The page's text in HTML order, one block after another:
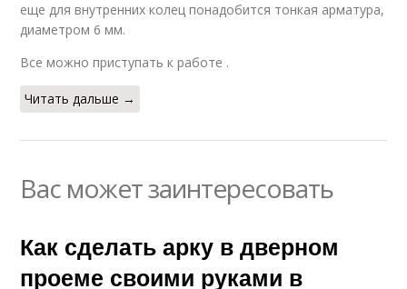
еще для внутренних колец понадобится тонкая арматура,
диаметром 6 мм.
Все можно приступать к работе .
Читать дальше →
Вас может заинтересовать
Как сделать арку в дверном
проеме своими руками в